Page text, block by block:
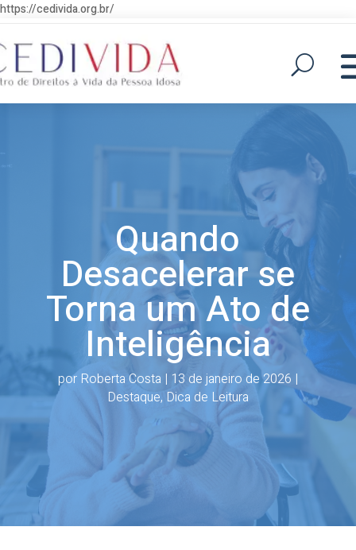
https://cedivida.org.br/
Quando
Desacelerar se
Torna um Ato de
Inteligência
por Roberta Costa | 13 de janeiro de 2026 |
Destaque, Dica de Leitura